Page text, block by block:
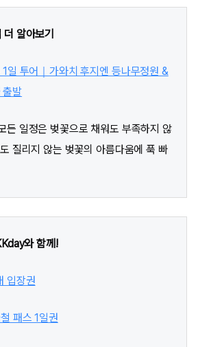
알아보기
일 투어｜가와치 후지엔 등나무정원 &
출발
든 일정은 벚꽃으로 채워도 부족하지 않
질리지 않는 벚꽃의 아름다움에 푹 빠
와 함께!
입장권
패스 1일권